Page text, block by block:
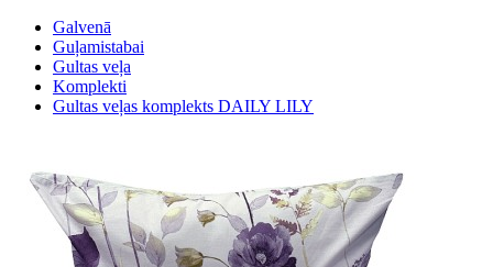
Galvenā
Guļamistabai
Gultas veļa
Komplekti
Gultas veļas komplekts DAILY LILY